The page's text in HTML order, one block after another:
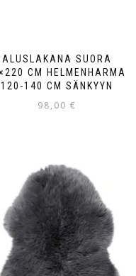
ALUSLAKANA SUORA
CM HELMENHARMAA
120-140 CM SÄNKYYN
98,00 €